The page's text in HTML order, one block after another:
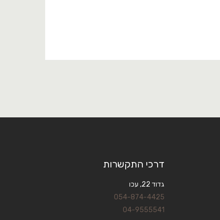
דרכי התקשרות
גדוד 22, עכו
054-874-4425
04-9555541